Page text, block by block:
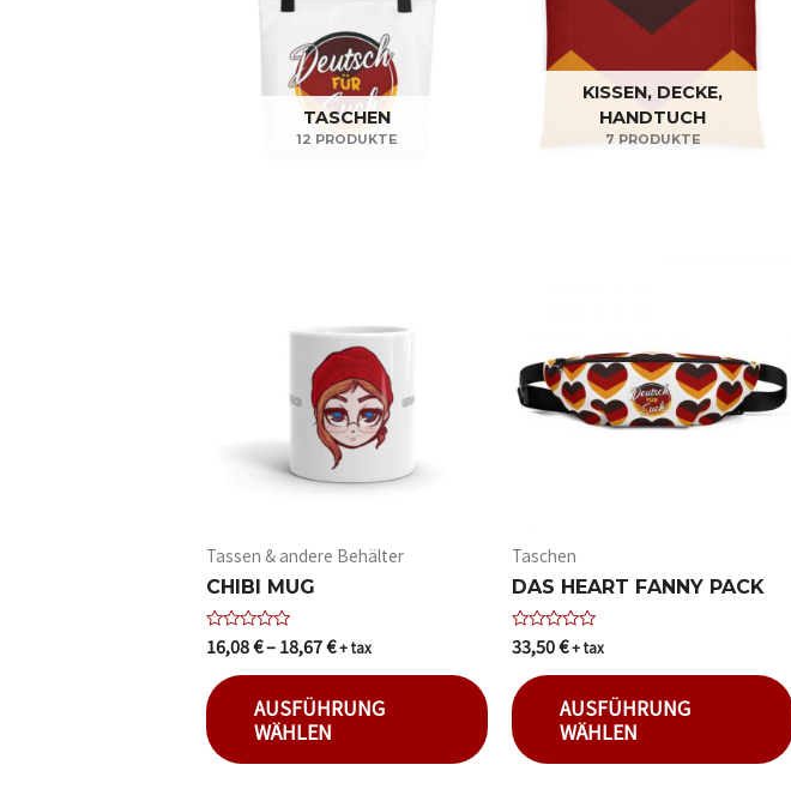
TASCHEN
12 PRODUKTE
KISSEN, DECKE,
HANDTUCH
7 PRODUKTE
Tassen & andere Behälter
CHIBI MUG
Bewertet
mit
von
5
16,08€–18,67€+ tax
AUSFÜHRUNG
WÄHLEN
Taschen
DAS HEART FANNY PACK
Bewertet
mit
von
5
33,50€+ tax
AUSFÜHRUNG
WÄHLEN